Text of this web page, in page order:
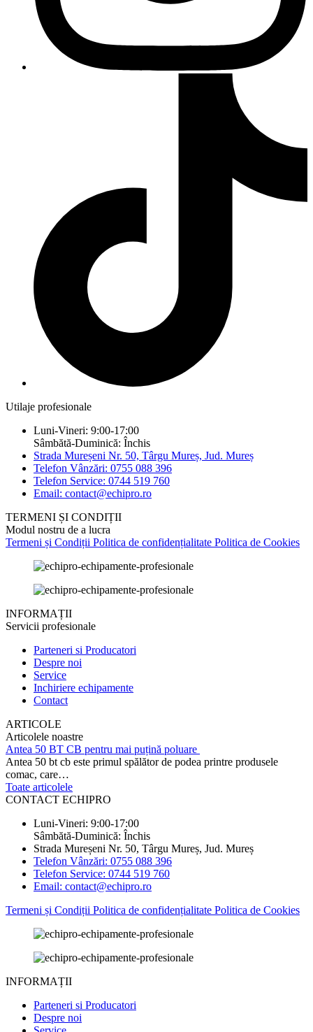
Utilaje profesionale
Luni-Vineri: 9:00-17:00
Sâmbătă-Duminică: Închis
Strada Mureșeni Nr. 50, Târgu Mureș, Jud. Mureș
Telefon Vânzări: 0755 088 396
Telefon Service: 0744 519 760
Email: contact@echipro.ro
TERMENI ȘI CONDIȚII
Modul nostru de a lucra
Termeni și Condiții Politica de confidențialitate Politica de Cookies
INFORMAȚII
Servicii profesionale
Parteneri si Producatori
Despre noi
Service
Inchiriere echipamente
Contact
ARTICOLE
Articolele noastre
Antea 50 BT CB pentru mai puțină poluare
Antea 50 bt cb este primul spălător de podea printre produsele
comac, care…
Toate articolele
CONTACT ECHIPRO
Luni-Vineri: 9:00-17:00
Sâmbătă-Duminică: Închis
Strada Mureșeni Nr. 50, Târgu Mureș, Jud. Mureș
Telefon Vânzări: 0755 088 396
Telefon Service: 0744 519 760
Email: contact@echipro.ro
Termeni și Condiții Politica de confidențialitate Politica de Cookies
INFORMAȚII
Parteneri si Producatori
Despre noi